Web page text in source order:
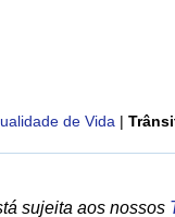
de Vida |
sujeita aos nossos